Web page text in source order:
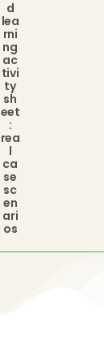
d
lea
rni
ng
ac
tivi
ty
sh
eet
:
rea
l
ca
se
sc
en
ari
os